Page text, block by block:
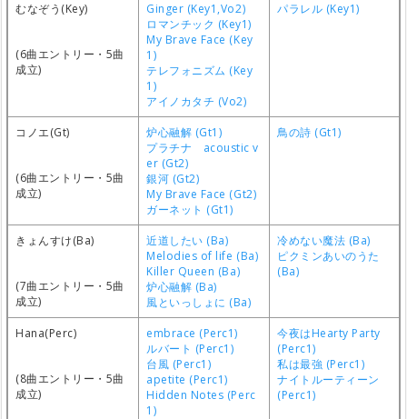
むなぞう(Key)
(6曲エントリー・5曲
成立)
Ginger (Key1,Vo2)
ロマンチック (Key1)
My Brave Face (Key
1)
テレフォニズム (Key
1)
アイノカタチ (Vo2)
パラレル (Key1)
コノエ(Gt)
(6曲エントリー・5曲
成立)
炉心融解 (Gt1)
プラチナ acoustic v
er (Gt2)
銀河 (Gt2)
My Brave Face (Gt2)
ガーネット (Gt1)
鳥の詩 (Gt1)
きょんすけ(Ba)
(7曲エントリー・5曲
成立)
近道したい (Ba)
Melodies of life (Ba)
Killer Queen (Ba)
炉心融解 (Ba)
風といっしょに (Ba)
冷めない魔法 (Ba)
ピクミンあいのうた
(Ba)
Hana(Perc)
(8曲エントリー・5曲
成立)
embrace (Perc1)
ルバート (Perc1)
台風 (Perc1)
apetite (Perc1)
Hidden Notes (Perc
1)
今夜はHearty Party
(Perc1)
私は最強 (Perc1)
ナイトルーティーン
(Perc1)